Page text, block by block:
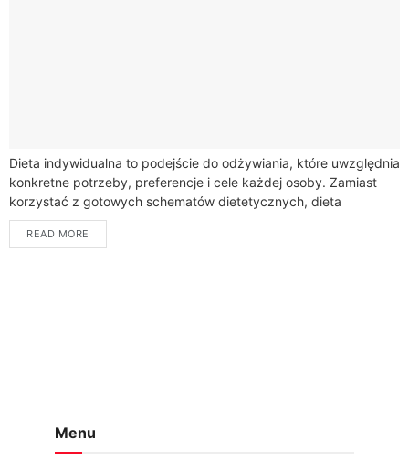
Dieta indywidualna to podejście do odżywiania, które uwzględnia
konkretne potrzeby, preferencje i cele każdej osoby. Zamiast
korzystać z gotowych schematów dietetycznych, dieta
indywidualna jest opracowywana na podstawie informacji na
temat...
READ MORE
Menu